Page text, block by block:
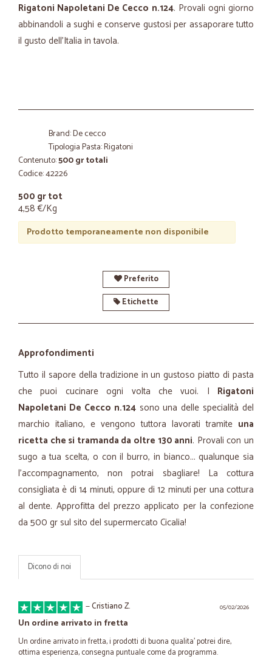
Rigatoni Napoletani De Cecco n.124. Provali ogni giorno
abbinandoli a sughi e conserve gustosi per assaporare tutto
il gusto dell'Italia in tavola.
Brand: De cecco
Tipologia Pasta: Rigatoni
Contenuto:500 gr totali
Codice: 42226
500 gr tot
4,58 €/Kg
Prodotto temporaneamente non disponibile
Preferito
Etichette
Approfondimenti
Tutto il sapore della tradizione in un gustoso piatto di pasta
che puoi cucinare ogni volta che vuoi. I Rigatoni
Napoletani De Cecco n.124sono una delle specialità del
marchio italiano, e vengono tuttora lavorati tramite una
ricetta che si tramanda da oltre 130 anni. Provali con un
sugo a tua scelta, o con il burro, in bianco... qualunque sia
l'accompagnamento, non potrai sbagliare! La cottura
consigliata è di 14 minuti, oppure di 12 minuti per una cottura
al dente. Approfitta del prezzo applicato per la confezione
da 500 gr sul sito del supermercato Cicalia!
Dicono di noi
05/02/2026
—Cristiano Z.
Un ordine arrivato in fretta
Un ordine arrivato in fretta, i prodotti di buona qualita' potrei dire,
ottima esperienza, consegna puntuale come da programma.